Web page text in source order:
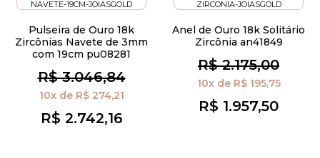
Pulseira de Ouro 18k
Zircônias Navete de 3mm
com 19cm pu08281
R$ 3.046,84
10xde R$ 274,21
R$ 2.742,16
Anel de Ouro 18k Solitário
Zircônia an41849
R$ 2.175,00
10xde R$ 195,75
R$ 1.957,50